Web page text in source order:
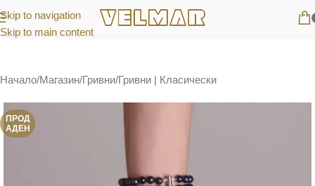
Skip to navigation
Skip to main content
Начало/Магазин/Гривни/Гривни | Класически
ПРОД
АДЕН